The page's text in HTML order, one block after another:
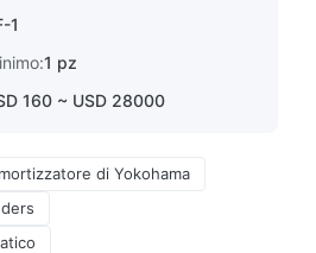
1
1 pz
160 ~ USD 28000
di Yokohama